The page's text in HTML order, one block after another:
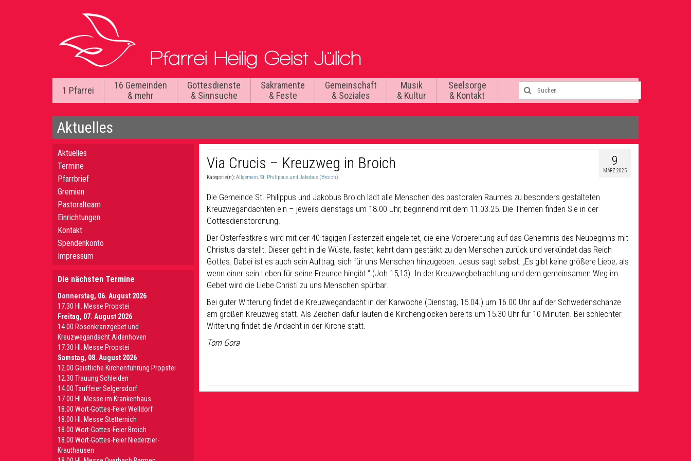
1 Pfarrei
16 Gemeinden
& mehr
Gottesdienste
& Sinnsuche
Sakramente
& Feste
Gemeinschaft
& Soziales
Musik
& Kultur
Seelsorge
& Kontakt
Aktuelles
9
MÄRZ 2025
Via Crucis – Kreuzweg in Broich
Kategorie(n):Allgemein,St. Philippus und Jakobus (Broich)
Die Gemeinde St. Philippus und Jakobus Broich lädt alle Menschen des pastoralen Raumes zu besonders gestalteten
Kreuzwegandachten ein – jeweils dienstags um 18.00 Uhr, beginnend mit dem 11.03.25. Die Themen finden Sie in der
Gottesdienstordnung.
Der Osterfestkreis wird mit der 40-tägigen Fastenzeit eingeleitet, die eine Vorbereitung auf das Geheimnis des Neubeginns mit
Christus darstellt. Dieser geht in die Wüste, fastet, kehrt dann gestärkt zu den Menschen zurück und verkündet das Reich
Gottes. Dabei ist es auch sein Auftrag, sich für uns Menschen hinzugeben. Jesus sagt selbst: „Es gibt keine größere Liebe, als
wenn einer sein Leben für seine Freunde hingibt.“ (Joh 15,13). In der Kreuzwegbetrachtung und dem gemeinsamen Weg im
Gebet wird die Liebe Christi zu uns Menschen spürbar.
Bei guter Witterung findet die Kreuzwegandacht in der Karwoche (Dienstag, 15.04.) um 16.00 Uhr auf der Schwedenschanze
am großen Kreuzweg statt. Als Zeichen dafür läuten die Kirchenglocken bereits um 15.30 Uhr für 10 Minuten. Bei schlechter
Witterung findet die Andacht in der Kirche statt.
Tom Gora
Aktuelles
Termine
Pfarrbrief
Gremien
Pastoralteam
Einrichtungen
Kontakt
Spendenkonto
Impressum
Die nächsten Termine
Donnerstag, 06. August 2026
17.30 Hl. Messe Propstei
Freitag, 07. August 2026
14.00 Rosenkranzgebet und
Kreuzwegandacht Aldenhoven
17.30 Hl. Messe Propstei
Samstag, 08. August 2026
12.00 Geistliche Kirchenführung Propstei
12.30 Trauung Schleiden
14.00 Tauffeier Selgersdorf
17.00 Hl. Messe im Krankenhaus
18.00 Wort-Gottes-Feier Welldorf
18.00 Hl. Messe Stetternich
18.00 Wort-Gottes-Feier Broich
18.00 Wort-Gottes-Feier Niederzier-
Krauthausen